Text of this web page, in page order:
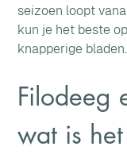
seizoen loopt
kun je het beste
knapperige bladen.
Filodeeg
wat is